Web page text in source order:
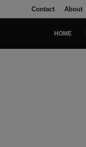
Contact About
HOME